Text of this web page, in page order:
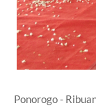
Ponorogo -